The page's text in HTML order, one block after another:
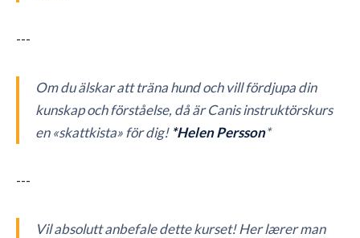
---
Om du älskar att träna hund och vill fördjupa din
kunskap och förståelse, då är Canis instruktörskurs
en «skattkista» för dig! *Helen Persson*
---
Vil absolutt anbefale dette kurset! Her lærer man